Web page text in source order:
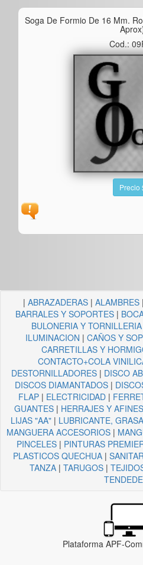
Soga De Formio De 16 Mm.
Cod.:
Precio
| ABRAZADERAS| ALAMBRES|
BARRALES Y SOPORTES |
BULONERIA Y TORNILLERIA
ILUMINACION | CAÑOS Y
CARRETILLAS Y
CONTACTO+COLA
DESTORNILLADORES| DISCO
DISCOS DIAMANTADOS|
FLAP | ELECTRICIDAD |
GUANTES| HERRAJES Y AFINES
LIJAS "AA"| LUBRICANTE,
MANGUERA ACCESORIOS|
PINCELES| PINTURAS
PLASTICOS QUECHUA |
TANZA | TARUGOS |
Plataforma APF-